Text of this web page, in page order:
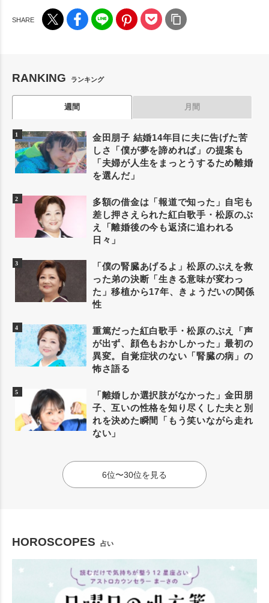
RANKING ランキング
週間 月間
金田朋子 結婚14年目に夫に告げた苦
しさ「僕が夢を諦めれば」の提案も
「夫婦が人生をまっとうするため離婚
を選んだ」
多額の借金は「報道で知った」自宅も
差し押さえられた紅白歌手・松原のぶ
え「離婚後の今も返済に追われる
日々」
「僕の腎臓あげるよ」松原のぶえを救
った弟の決断「生きる意味が変わっ
た」移植から17年、きょうだいの関係
性
重篤だった紅白歌手・松原のぶえ「声
が出ず、顔色もおかしかった」最初の
異変。自覚症状のない「腎臓の病」の
怖さ語る
「離婚しか選択肢がなかった」金田朋
子、互いの性格を知り尽くした夫と別
れを決めた瞬間「もう笑いながら走れ
ない」
6位〜30位を見る
HOROSCOPES 占い